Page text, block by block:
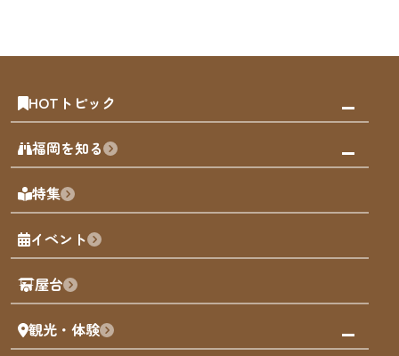
HOTトピック
みんなの旅行記
天神エリア
博多旧市街
福岡城
歴史・文化
福岡を知る
福岡の見どころ
福岡の魅力
観光カレンダー
観光PR動画
まち歩き
福岡グルメ
特集
イベント
屋台
観光・体験